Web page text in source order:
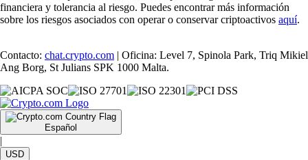
financiera y tolerancia al riesgo. Puedes encontrar más información
sobre los riesgos asociados con operar o conservar criptoactivos aquí.
Contacto: chat.crypto.com | Oficina: Level 7, Spinola Park, Triq Mikiel
Ang Borg, St Julians SPK 1000 Malta.
Español
|
USD